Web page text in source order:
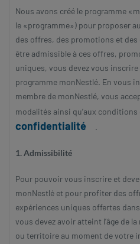
Nous avons créé le programme
le «programme») pour proposer
des offres, des promotions et
être admissible à ces offres,
uniques, vous devez vous
programme monNestlé. En vous
membre de monNestlé, vous
modalités ainsi qu’aux conditions
confidentialité
.
1. Admissibilité
Pour pouvoir vous inscrire et
monNestlé et pour profiter des
expériences uniques offertes
vous devez avoir atteint l’âge de
ou territoire au moment de votre